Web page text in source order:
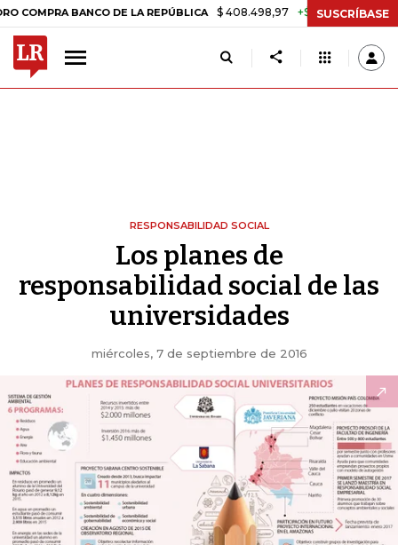
BANCO DE LA REPÚBLICA $ 408.498,97 +$ 8.753,81 +2,19%
SUSCRÍBASE
RESPONSABILIDAD SOCIAL
Los planes de
responsabilidad social de las
universidades
miércoles, 7 de septiembre de 2016